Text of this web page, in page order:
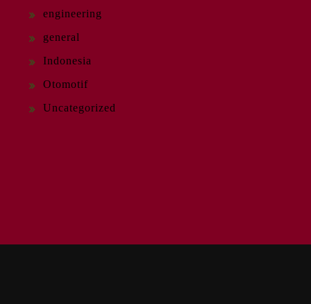
engineering
general
Indonesia
Otomotif
Uncategorized